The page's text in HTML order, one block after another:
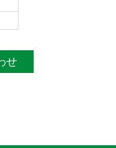
せ